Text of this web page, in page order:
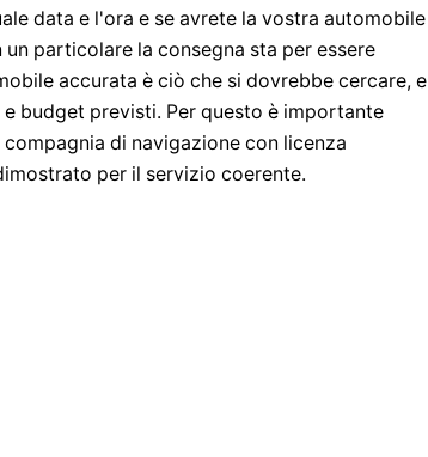
data e l'ora e se avrete la vostra automobile
particolare la consegna sta per essere
accurata è ciò che si dovrebbe cercare, e
budget previsti. Per questo è importante
di navigazione con licenza
per il servizio coerente.